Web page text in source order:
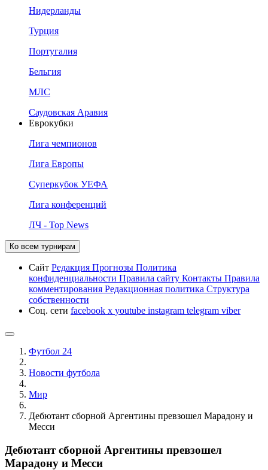
Нидерланды
Турция
Португалия
Бельгия
МЛС
Саудовская Аравия
Еврокубки
Лига чемпионов
Лига Европы
Суперкубок УЕФА
Лига конференций
ЛЧ - Top News
Ко всем турнирам
Сайт Редакция Прогнозы Политика
конфиденциальности Правила сайту Контакты Правила
комментирования Редакционная политика Структура
собственности
Соц. сети facebook x youtube instagram telegram viber
Футбол 24
Новости футбола
Мир
Дебютант сборной Аргентины превзошел Марадону и
Месси
Дебютант сборной Аргентины превзошел
Марадону и Месси